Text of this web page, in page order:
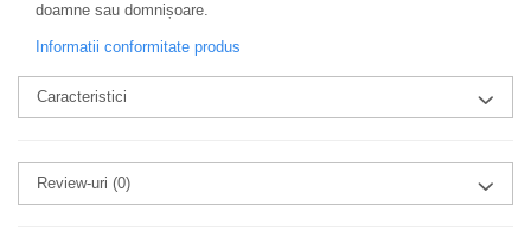
doamne sau domnișoare.
Informatii conformitate produs
Caracteristici
Review-uri (0)